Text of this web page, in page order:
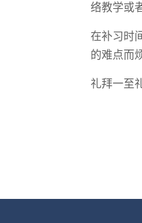
络教学或
在补习时
的难点而
礼拜一至